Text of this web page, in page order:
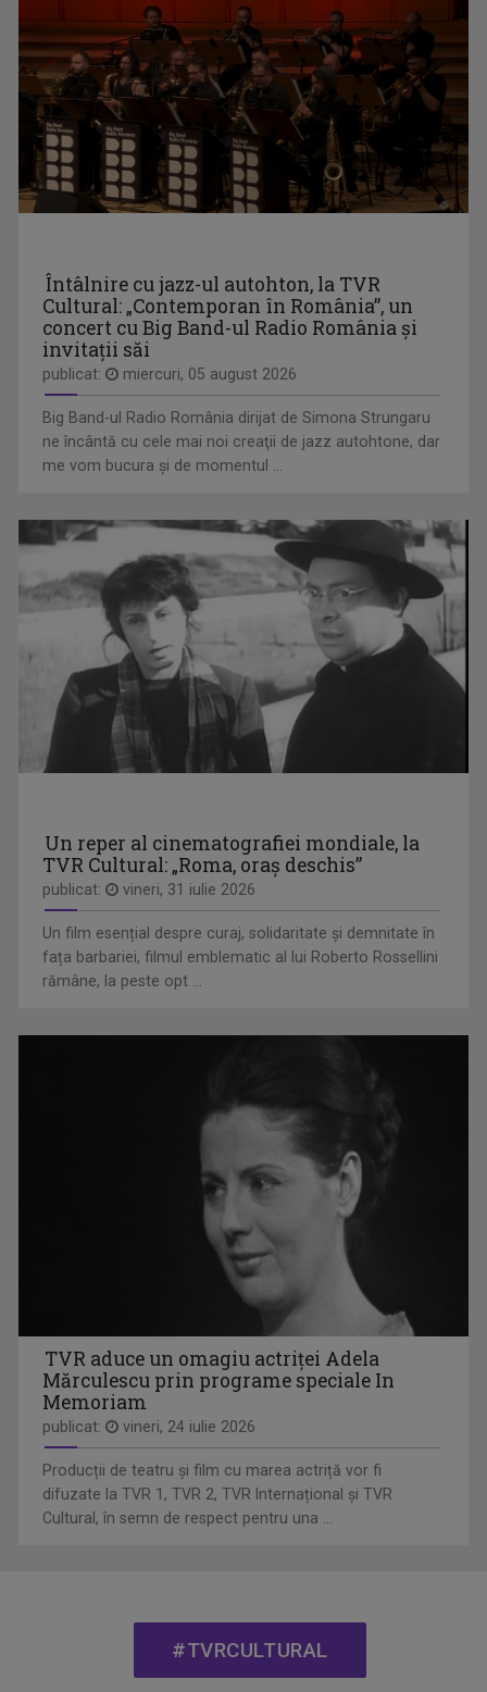
PORTRET DE ARTIST
„Portret de artist” este o serie documentară ...
PORTRET DE EXCELENȚĂ
Din 21 octombrie 2023, în fiecare săptămână, ...
DIALOGURI ACADEMICE
Din aprilie 2023, TVR Cultural le aduce ...
FILMUL DE ARTĂ
Telespectatorii au numit-o „ora în care vrem ...
RAFAEL UDRIŞTE
S-a născut pe 16 octombrie 1970. Absolvent al ...
Întâlnire cu jazz-ul autohton, la TVR
Cultural: „Contemporan în România”, un
concert cu Big Band-ul Radio România şi
invitaţii săi
publicat: miercuri, 05 august 2026
Big Band-ul Radio România dirijat de Simona Strungaru
ne încântă cu cele mai noi creaţii de jazz autohtone, dar
me vom bucura şi de momentul ...
Un reper al cinematografiei mondiale, la
TVR Cultural: „Roma, oraș deschis”
publicat: vineri, 31 iulie 2026
Un film esențial despre curaj, solidaritate și demnitate în
fața barbariei, filmul emblematic al lui Roberto Rossellini
rămâne, la peste opt ...
TVR aduce un omagiu actriței Adela
Mărculescu prin programe speciale In
Memoriam
publicat: vineri, 24 iulie 2026
Producții de teatru și film cu marea actriță vor fi
difuzate la TVR 1, TVR 2, TVR Internațional și TVR
Cultural, în semn de respect pentru una ...
#TVRCULTURAL